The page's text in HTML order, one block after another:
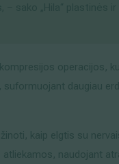
operacijos,
daugiau
kaip elgtis su
naudojant